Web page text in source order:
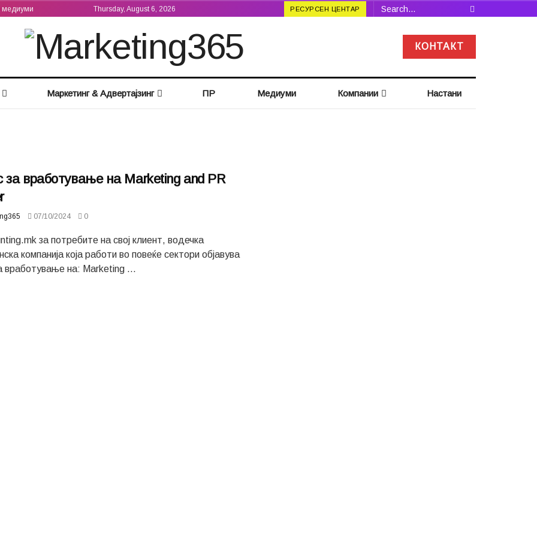
медиуми Thursday, August 6, 2026 РЕСУРСЕН ЦЕНТАР
КОНТАКТ
Маркетинг & Адвертајзинг ПР Медиуми Компании Настани
за вработување на Marketing and PR
07/10/2024 0
за потребите на свој клиент, водечка
компанија која работи во повеќе сектори објавува
вработување на: Marketing ...